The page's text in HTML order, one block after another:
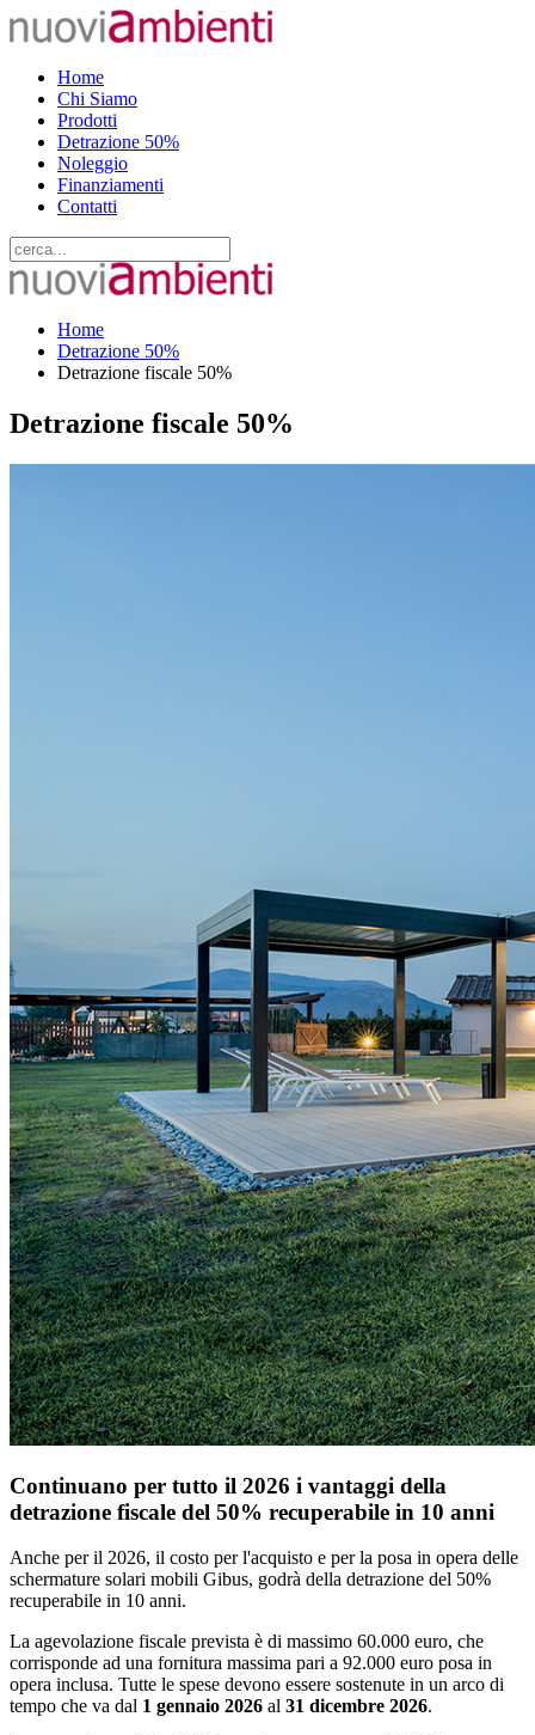
Home
Chi Siamo
Prodotti
Detrazione 50%
Noleggio
Finanziamenti
Contatti
Home
Detrazione 50%
Detrazione fiscale 50%
Detrazione fiscale 50%
Continuano per tutto il 2026 i vantaggi della
detrazione fiscale del 50% recuperabile in 10 anni
Anche per il 2026, il costo per l'acquisto e per la posa in opera delle
schermature solari mobili Gibus, godrà della detrazione del 50%
recuperabile in 10 anni.
La agevolazione fiscale prevista è di massimo 60.000 euro, che
corrisponde ad una fornitura massima pari a 92.000 euro posa in
opera inclusa. Tutte le spese devono essere sostenute in un arco di
tempo che va dal 1 gennaio 2026 al 31 dicembre 2026.